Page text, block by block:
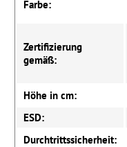
Farbe:
Zertifizierung
gemäß:
Höhe in cm:
ESD:
Durchtrittssicherheit: